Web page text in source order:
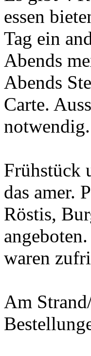
essen
Tag ein
Abends
Abends
Carte.
Frühstück
das amer.
Röstis,
waren
Am